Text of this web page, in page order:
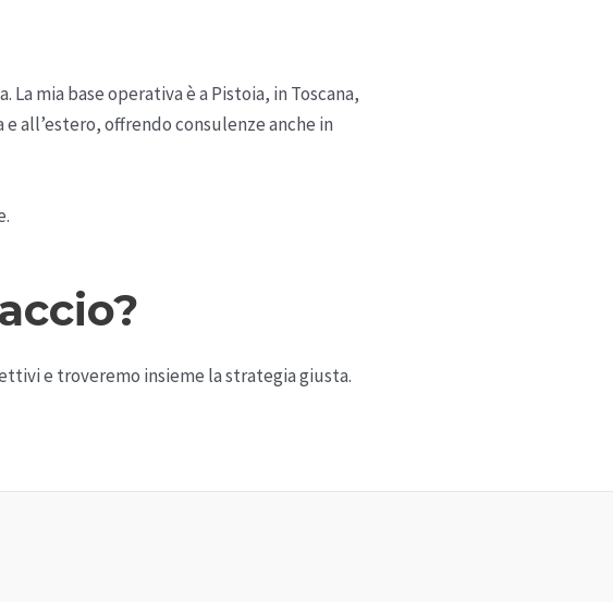
mia base operativa è a Pistoia, in Toscana,
all’estero, offrendo consulenze anche in
e troveremo insieme la strategia giusta.